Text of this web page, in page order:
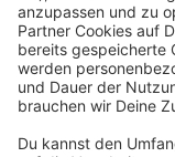
potenziellen
Gleichzeitig
nicht möglich
lasse sich
Infrastruktur